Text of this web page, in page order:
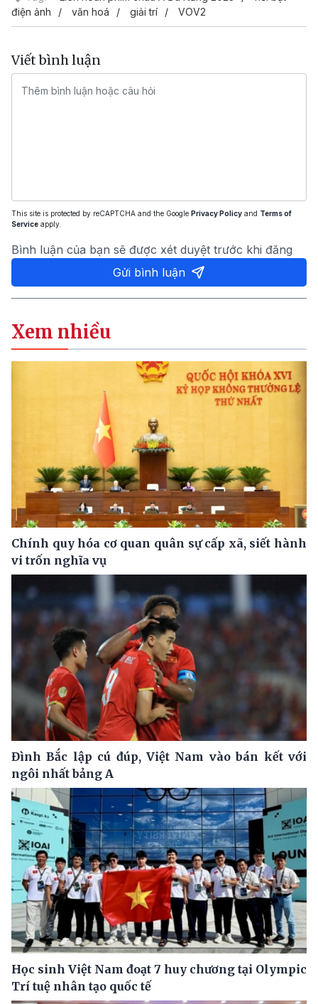
điện ảnh
văn hoá giải trí VOV2
Viết bình luận
This site is protected by reCAPTCHA and the Google Privacy Policy and Terms of
Service apply.
Bình luận của bạn sẽ được xét duyệt trước khi đăng
Gửi bình luận
Xem nhiều
Chính quy hóa cơ quan quân sự cấp xã, siết hành
vi trốn nghĩa vụ
Đình Bắc lập cú đúp, Việt Nam vào bán kết với
ngôi nhất bảng A
Học sinh Việt Nam đoạt 7 huy chương tại Olympic
Trí tuệ nhân tạo quốc tế